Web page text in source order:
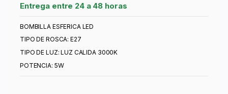
Entrega entre 24 a 48 horas
BOMBILLA ESFERICA LED
TIPO DE ROSCA: E27
TIPO DE LUZ: LUZ CALIDA 3000K
POTENCIA: 5W